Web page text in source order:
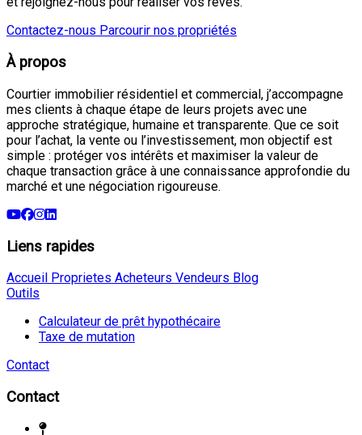
Contactez-nous Parcourir nos propriétés
À propos
Courtier immobilier résidentiel et commercial, j’accompagne
mes clients à chaque étape de leurs projets avec une
approche stratégique, humaine et transparente. Que ce soit
pour l’achat, la vente ou l’investissement, mon objectif est
simple : protéger vos intérêts et maximiser la valeur de
chaque transaction grâce à une connaissance approfondie du
marché et une négociation rigoureuse.
Liens rapides
Accueil Proprietes Acheteurs Vendeurs Blog
Outils
Calculateur de prêt hypothécaire
Taxe de mutation
Contact
Contact